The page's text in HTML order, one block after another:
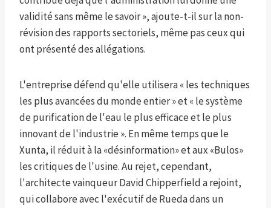
validité sans même le savoir », ajoute-t-il sur la non-
révision des rapports sectoriels, même pas ceux qui
ont présenté des allégations.
L'entreprise défend qu'elle utilisera « les techniques
les plus avancées du monde entier » et « le système
de purification de l'eau le plus efficace et le plus
innovant de l'industrie ». En même temps que le
Xunta, il réduit à la «désinformation» et aux «Bulos»
les critiques de l'usine. Au rejet, cependant,
l'architecte vainqueur David Chipperfield a rejoint,
qui collabore avec l'exécutif de Rueda dans un